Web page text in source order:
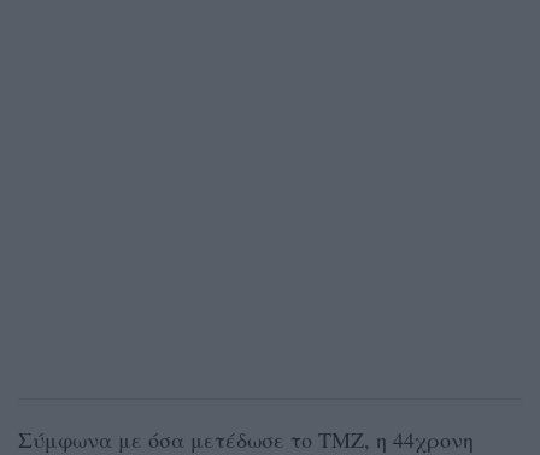
Σύμφωνα με όσα μετέδωσε το TMZ, η 44χρονη